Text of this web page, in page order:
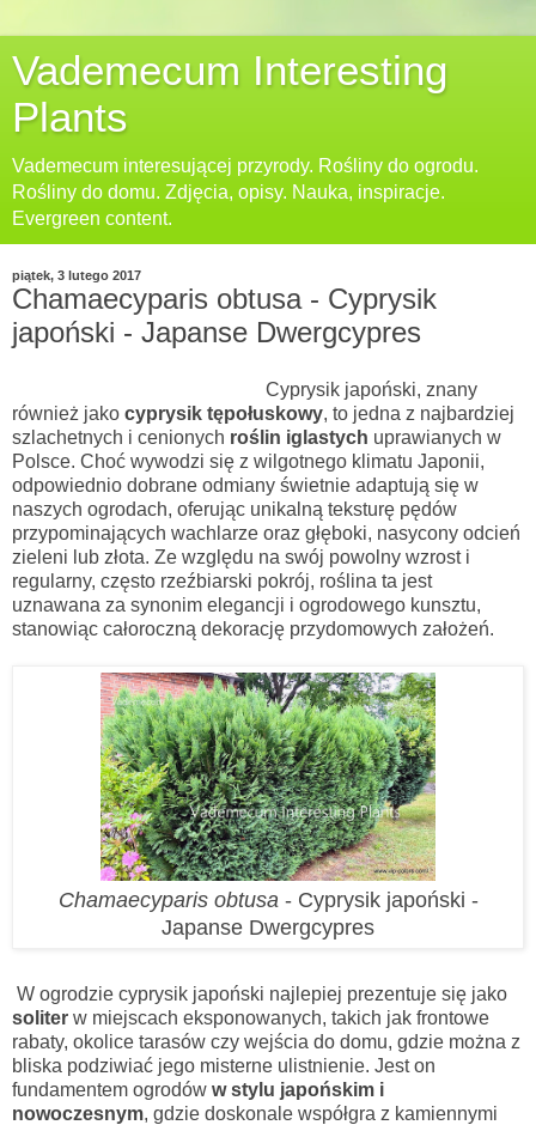
Vademecum Interesting
Plants
Vademecum interesującej przyrody. Rośliny do ogrodu.
Rośliny do domu. Zdjęcia, opisy. Nauka, inspiracje.
Evergreen content.
piątek, 3 lutego 2017
Chamaecyparis obtusa - Cyprysik
japoński - Japanse Dwergcypres
Cyprysik japoński, znany
również jako cyprysik tępołuskowy, to jedna z najbardziej
szlachetnych i cenionych roślin iglastych uprawianych w
Polsce. Choć wywodzi się z wilgotnego klimatu Japonii,
odpowiednio dobrane odmiany świetnie adaptują się w
naszych ogrodach, oferując unikalną teksturę pędów
przypominających wachlarze oraz głęboki, nasycony odcień
zieleni lub złota. Ze względu na swój powolny wzrost i
regularny, często rzeźbiarski pokrój, roślina ta jest
uznawana za synonim elegancji i ogrodowego kunsztu,
stanowiąc całoroczną dekorację przydomowych założeń.
Chamaecyparis obtusa - Cyprysik japoński -
Japanse Dwergcypres
W ogrodzie cyprysik japoński najlepiej prezentuje się jako
soliter w miejscach eksponowanych, takich jak frontowe
rabaty, okolice tarasów czy wejścia do domu, gdzie można z
bliska podziwiać jego misterne ulistnienie. Jest on
fundamentem ogrodów w stylu japońskim i
nowoczesnym, gdzie doskonale współgra z kamiennymi